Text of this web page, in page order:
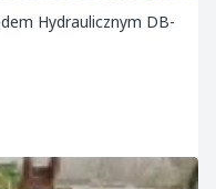
Hydraulicznym DB-